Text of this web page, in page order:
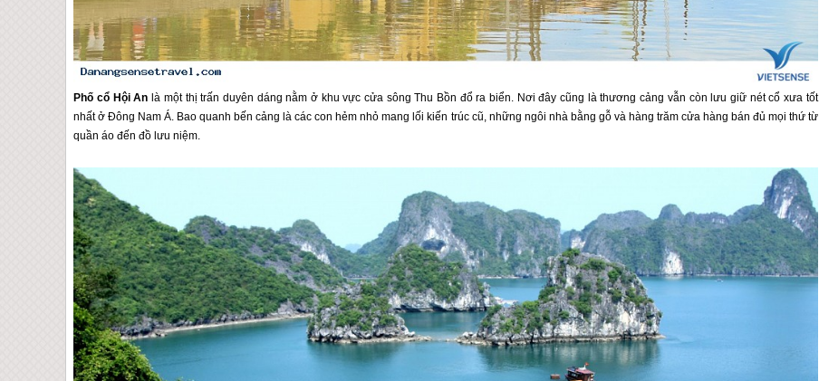
Phố cổ Hội An là một thị trấn duyên dáng nằm ở khu vực cửa sông Thu Bồn đổ ra biển. Nơi đây cũng là thương cảng vẫn còn lưu giữ nét cổ xưa tốt
nhất ở Đông Nam Á. Bao quanh bến cảng là các con hẻm nhỏ mang lối kiến trúc cũ, những ngôi nhà bằng gỗ và hàng trăm cửa hàng bán đủ mọi thứ từ
quần áo đến đồ lưu niệm.